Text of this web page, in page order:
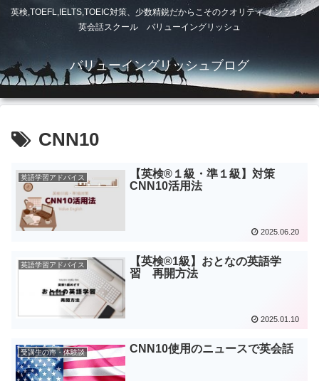
英検,TOEFL,IELTS,TOEIC対策、少数精鋭だからこそのクオリティ オンライン
英会話スクール バリューイングリッシュ
バリューイングリッシュブログ
CNN10
英語学習アドバイス
【英検®︎１級・準１級】対策
CNN10活用法
2025.06.20
英語学習アドバイス
【英検®︎1級】おとなの英語学
習 再開方法
2025.01.10
受講生の声・体験談 CNN10使用のニュースで英会話